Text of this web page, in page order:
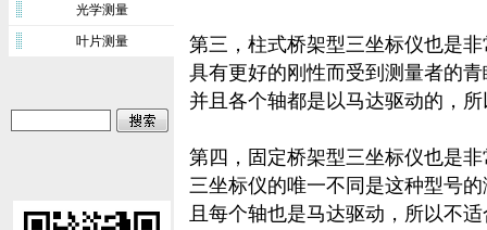
光学测量
叶片测量
第三，柱式桥架型三坐标仪也是
具有更好的刚性而受到测量者的
并且各个轴都是以马达驱动的，
第四，固定桥架型三坐标仪也是
三坐标仪的唯一不同是这种型号
且每个轴也是马达驱动，所以不